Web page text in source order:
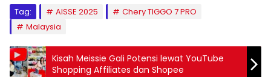
Tag: AISSE 2025
Chery TIGGO 7 PRO
Malaysia
Kisah Meissie Gali Potensi lewat YouTube
Shopping Affiliates dan Shopee